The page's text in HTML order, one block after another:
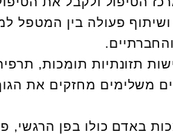
ושיתוף פעולה בין המטפל
תזונתיות תומכות,
משלימים מחזקים את
באדם כולו בפן הרגשי,